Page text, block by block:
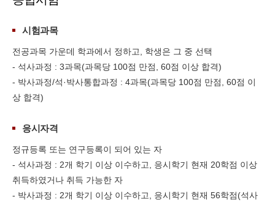
시험과목
전공과목 가운데 학과에서 정하고, 학생은 그 중 선택
- 석사과정 : 3과목(과목당 100점 만점, 60점 이상 합격)
- 박사과정/석·박사통합과정 : 4과목(과목당 100점 만점, 60점 이
상 합격)
응시자격
정규등록 또는 연구등록이 되어 있는 자
- 석사과정 : 2개 학기 이상 이수하고, 응시학기 현재 20학점 이상
취득하였거나 취득 가능한 자
- 박사과정 : 2개 학기 이상 이수하고, 응시학기 현재 56학점(석사